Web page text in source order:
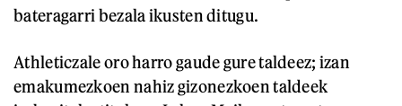
bateragarri bezala ikusten ditugu.
Athleticzale oro harro gaude gure taldeez; izan
emakumezkoen nahiz gizonezkoen taldeek